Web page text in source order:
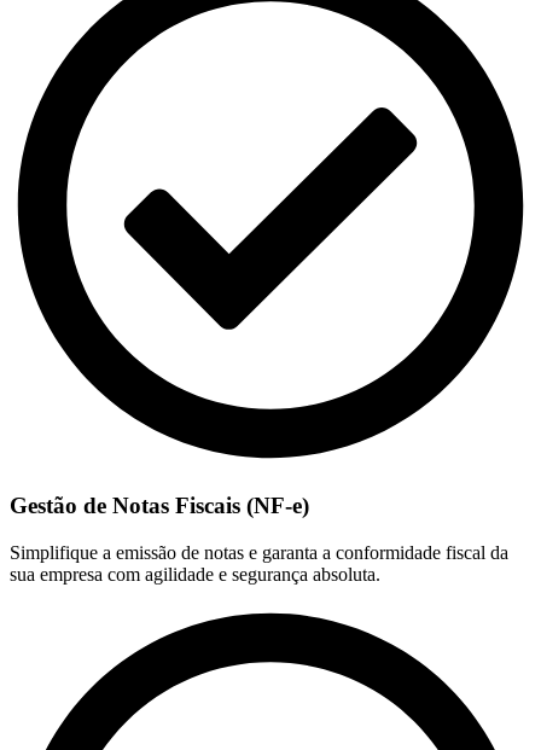
Gestão de Notas Fiscais (NF-e)
Simplifique a emissão de notas e garanta a conformidade fiscal da
sua empresa com agilidade e segurança absoluta.